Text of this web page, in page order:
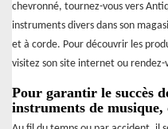
chevronné, tournez-vous vers
instruments divers dans son
et à corde. Pour découvrir les
visitez son site internet ou rendez-
Pour garantir le succès
instruments de